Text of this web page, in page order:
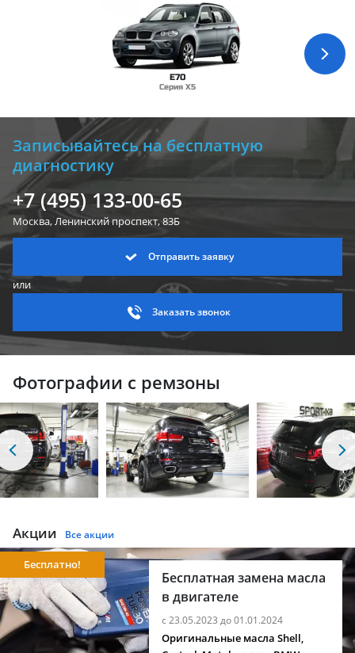
E70
Серия X5
Записывайтесь на бесплатную
диагностику
+7 (495) 133-00-65
Москва, Ленинскийпроспект, 83Б
Отправить заявку
или
Заказать звонок
Фотографии с ремзоны
Акции Все акции
Бесплатная замена масла
в двигателе
с 23.05.2023 до 01.01.2024
Бесплатно!
Оригинальные масла Shell,